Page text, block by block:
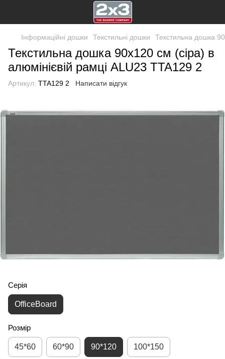
Інформаційні дошки Текстильні дошки Текстильна дошка
Текстильна дошка 90x120 см (сіра) в
алюмінієвій рамці ALU23 TTA129 2
Артикул: TTA129 2 Написати відгук
Серія
OfficeBoard
Розмір
45*60 60*90 90*120 100*150